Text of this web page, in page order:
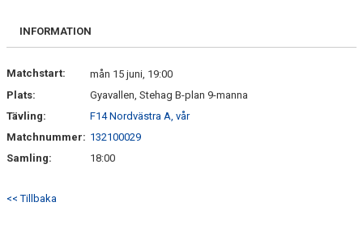
DOKUMENT
INFORMATION
Matchstart:
mån 15 juni, 19:00
Plats:
Gyavallen, Stehag B-plan 9-manna
Tävling:
F14 Nordvästra A, vår
Matchnummer: 132100029
Samling:
18:00
<< Tillbaka